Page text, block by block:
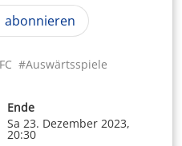
abonnieren
#Auswärtsspiele
Ende
Sa 23. Dezember 2023,
20:30